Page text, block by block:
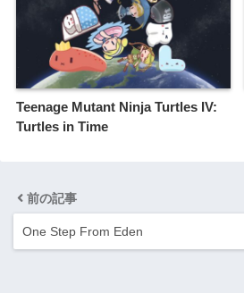
Teenage Mutant Ninja Turtles IV:
Turtles in Time
前の記事
One Step From Eden